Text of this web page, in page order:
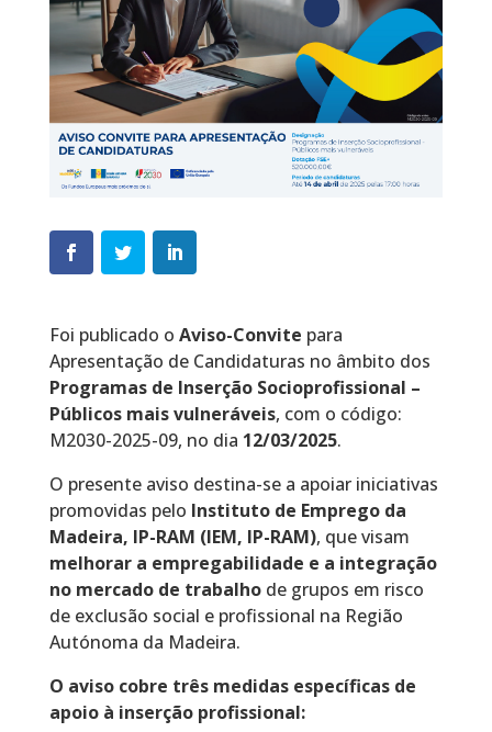
Foi publicado o Aviso-Convite para
Apresentação de Candidaturas no âmbito dos
Programas de Inserção Socioprofissional –
Públicos mais vulneráveis, com o código:
M2030-2025-09, no dia 12/03/2025.
O presente aviso destina-se a apoiar iniciativas
promovidas pelo Instituto de Emprego da
Madeira, IP-RAM (IEM, IP-RAM), que visam
melhorar a empregabilidade e a integração
no mercado de trabalhode grupos em risco
de exclusão social e profissional na Região
Autónoma da Madeira.
O aviso cobre três medidas específicas de
apoio à inserção profissional: